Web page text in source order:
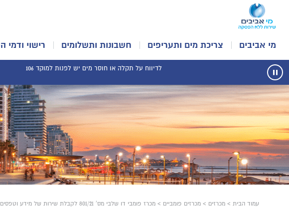
מי אביבים צריכת מים ותעריפים חשבונות ותשלומים רישוי ודמי
עצור
תנועת
רכיב
הודעות
לדיווח על תקלה או חוסר מים יש לפנות למוקד 106
עמוד הבית > מכרזים > מכרזים פומביים > מכרז פומבי דו שלבי מס' 801/21 לקבלת שירות של מידע וטפסים וביצוע שאילתות במאגרי הרשמים של משרד המשפטים באמצעות אתר האינטרנט של הספק